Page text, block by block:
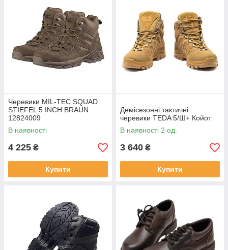
Черевики MIL-TEC SQUAD
STIEFEL 5 INCH BRAUN
12824009
В наявності
4 225 ₴
Купити
Демісезонні тактичні
черевики TEDA 5/Ш+ Койот
В наявності 2 од.
3 640 ₴
Купити